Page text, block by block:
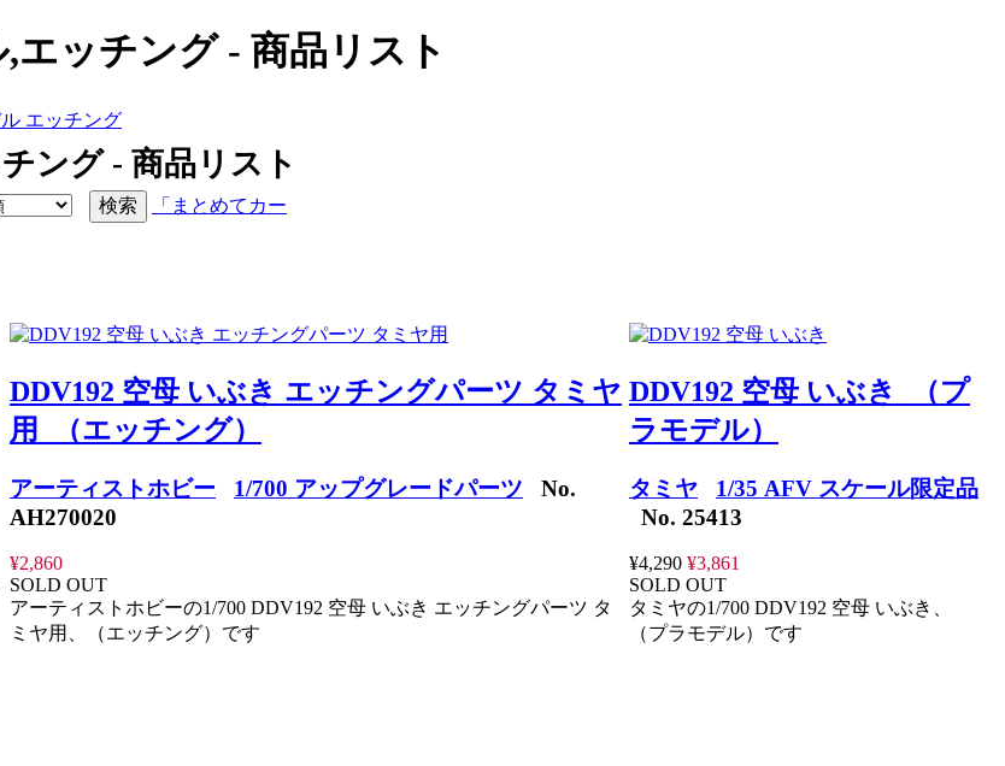
エッチング - 商品リスト
エッチング
ング - 商品リスト
「まとめてカー
DDV192 空母 いぶき エッチングパーツ タミヤ
用 （エッチング）
アーティストホビー 1/700 アップグレードパーツ No.
AH270020
¥2,860
SOLD OUT
アーティストホビーの1/700 DDV192 空母 いぶき エッチングパーツ タ
ミヤ用、（エッチング）です
DDV192 空母 いぶき （プ
ラモデル）
タミヤ
1/35 AFV スケール限定品
No. 25413
¥4,290 ¥3,861
SOLD OUT
タミヤの1/700 DDV192 空母 いぶき、
（プラモデル）です